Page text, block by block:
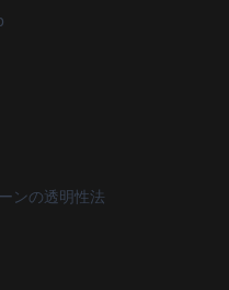
ンの透明性法